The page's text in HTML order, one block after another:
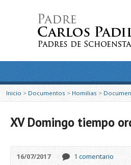
Inicio >Documentos> Homilias>
XV Domingo tiempo
16/07/2017 1 comentario